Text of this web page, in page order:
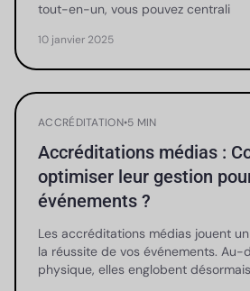
tout-en-un, vous pouvez centrali
10 janvier 2025
ACCRÉDITATION•5 MIN
Accréditations médias :
optimiser leur gestion
événements ?
Les accréditations médias jouent
la réussite de vos événements. Au-
physique, elles englobent